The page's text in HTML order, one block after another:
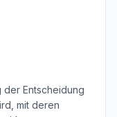
der Entscheidung
mit deren